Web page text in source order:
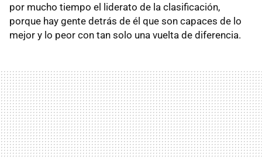
por mucho tiempo el liderato de la clasificación,
porque hay gente detrás de él que son capaces de lo
mejor y lo peor con tan solo una vuelta de diferencia.